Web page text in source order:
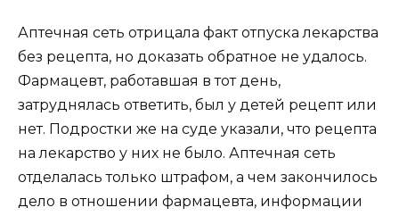
Аптечная сеть отрицала факт отпуска лекарства
без рецепта, но доказать обратное не удалось.
Фармацевт, работавшая в тот день,
затруднялась ответить, был у детей рецепт или
нет. Подростки же на суде указали, что рецепта
на лекарство у них не было. Аптечная сеть
отделалась только штрафом, а чем закончилось
дело в отношении фармацевта, информации